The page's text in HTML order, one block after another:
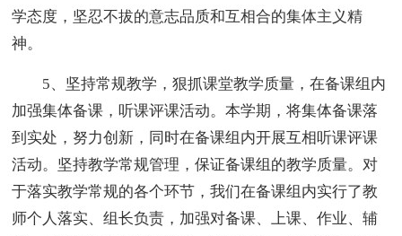
学态度，坚忍不拔的意志品质和互相合的集体主义精
神。
5、坚持常规教学，狠抓课堂教学质量，在备课组内
加强集体备课，听课评课活动。本学期，将集体备课落
到实处，努力创新，同时在备课组内开展互相听课评课
活动。坚持教学常规管理，保证备课组的教学质量。对
于落实教学常规的各个环节，我们在备课组内实行了教
师个人落实、组长负责，加强对备课、上课、作业、辅